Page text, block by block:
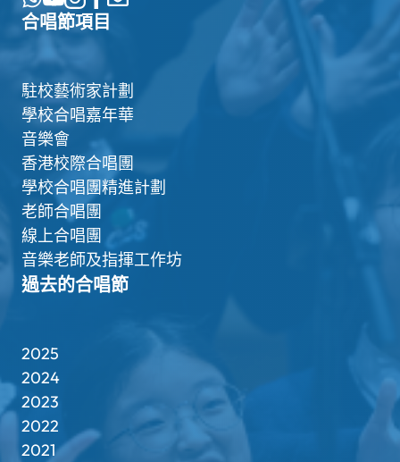
合唱節項目
駐校藝術家計劃
學校合唱嘉年華
音樂會
香港校際合唱團
學校合唱團精進計劃
老師合唱團
線上合唱團
音樂老師及指揮工作坊
過去的合唱節
2025
2024
2023
2022
2021